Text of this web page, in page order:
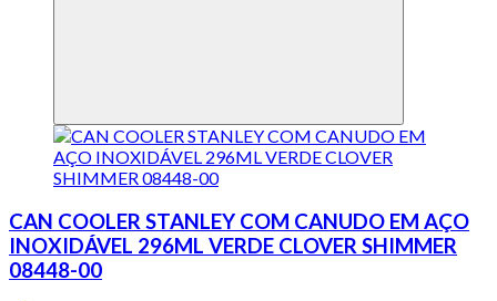
CAN COOLER STANLEY COM CANUDO EM AÇO
INOXIDÁVEL 296ML VERDE CLOVER SHIMMER
08448-00